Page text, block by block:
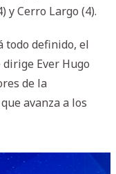
y Cerro Largo (4).
todo definido, el
dirige Ever Hugo
de la
avanza a los